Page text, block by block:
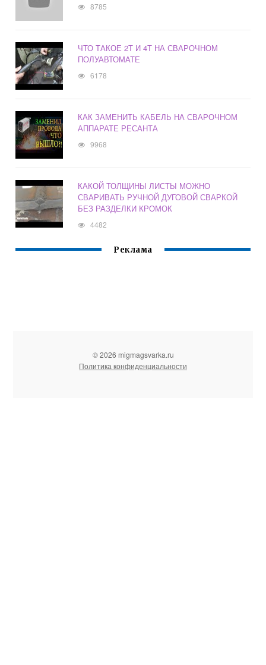
8785
ЧТО ТАКОЕ 2Т И 4Т НА СВАРОЧНОМ
ПОЛУАВТОМАТЕ
6178
КАК ЗАМЕНИТЬ КАБЕЛЬ НА СВАРОЧНОМ
АППАРАТЕ РЕСАНТА
9968
КАКОЙ ТОЛЩИНЫ ЛИСТЫ МОЖНО
СВАРИВАТЬ РУЧНОЙ ДУГОВОЙ СВАРКОЙ
БЕЗ РАЗДЕЛКИ КРОМОК
4482
Реклама
© 2026 migmagsvarka.ru
Политика конфиденциальности